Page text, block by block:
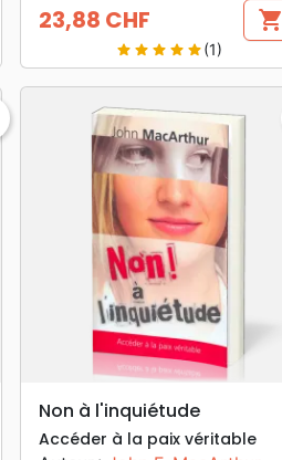
Prix
23,88 CHF shopping_cart
star star star star star(1)
search APERÇU RAPIDE
Non à l'inquiétude
Accéder à la paix véritable